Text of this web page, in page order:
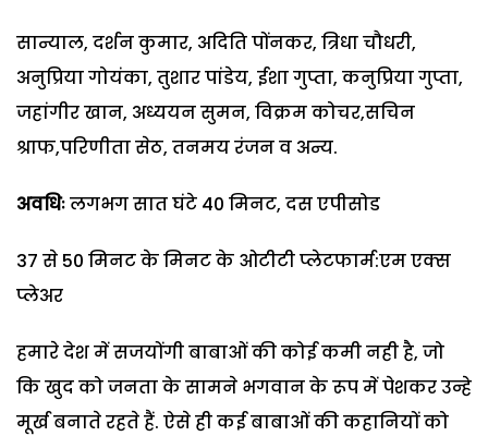
सान्याल, दर्शन कुमार, अदिति पोंनकर, त्रिधा चौधरी,
अनुप्रिया गोयंका, तुशार पांडेय, ईशा गुप्ता, कनुप्रिया गुप्ता,
जहांगीर खान, अध्ययन सुमन, विक्रम कोचर,सचिन
श्राफ,परिणीता सेठ, तनमय रंजन व अन्य.
अवधिःलगभग सात घंटे 40 मिनट, दस एपीसोड
37 से 50 मिनट के मिनट के ओटीटी प्लेटफार्म:एम एक्स
प्लेअर
हमारे देश में सजयोंगी बाबाओं की कोई कमी नही है, जो
कि खुद को जनता के सामने भगवान के रूप में पेशकर उन्हे
मूर्ख बनाते रहते हैं. ऐसे ही कई बाबाओं की कहानियों को